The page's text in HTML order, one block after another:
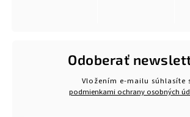
Odoberať
Vložením e-mailu súhlasíte
podmienkami ochrany osobných